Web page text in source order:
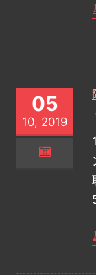
05
10, 2019